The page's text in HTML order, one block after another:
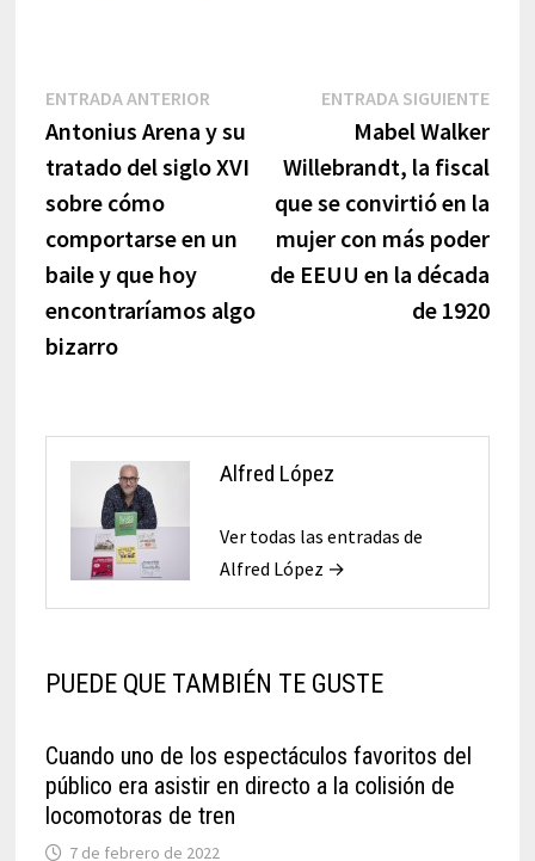
Navegación
de
entradas
ENTRADA ANTERIOREntrada
anterior:
Antonius Arena y su
tratado del siglo XVI
sobre cómo
comportarse en un
baile y que hoy
encontraríamos algo
bizarro
ENTRADA SIGUIENTE
Mabel Walker
Willebrandt, la fiscal
que se convirtió en la
mujer con más poder
de EEUU en la década
de 1920
Alfred López
Ver todas las entradas de
Alfred López →
PUEDE QUE TAMBIÉN TE GUSTE
Cuando uno de los espectáculos favoritos del
público era asistir en directo a la colisión de
locomotoras de tren
7 de febrero de 2022